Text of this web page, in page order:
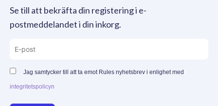
Se till att bekräfta din registering i e-
postmeddelandet i din inkorg.
Jag samtycker till att ta emot Rules nyhetsbrev i enlighet med
integritetspolicyn